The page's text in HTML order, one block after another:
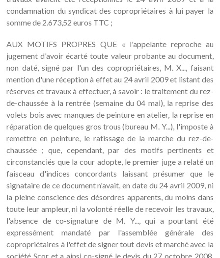
condamnation du syndicat des copropriétaires à lui payer la
somme de 2.673,52 euros TTC ;
AUX MOTIFS PROPRES QUE « l'appelante reproche au
jugement d'avoir écarté toute valeur probante au document,
non daté, signé par l'un des copropriétaires, M. X..., faisant
mention d'une réception à effet au 24 avril 2009 et listant des
réserves et travaux à effectuer, à savoir : le traitement du rez-
de-chaussée à la rentrée (semaine du 04 mai), la reprise des
volets bois avec manques de peinture en atelier, la reprise en
réparation de quelques gros trous (bureau M. Y...), l'imposte à
remettre en peinture, le ratissage de la marche du rez-de-
chaussée ; que, cependant, par des motifs pertinents et
circonstanciés que la cour adopte, le premier juge a relaté un
faisceau d'indices concordants laissant présumer que le
signataire de ce document n'avait, en date du 24 avril 2009, ni
la pleine conscience des désordres apparents, du moins dans
toute leur ampleur, ni la volonté réelle de recevoir les travaux,
l'absence de co-signature de M. Y..., qui a pourtant été
expressément mandaté par l'assemblée générale des
copropriétaires à l'effet de signer tout devis et marché avec la
société Scor et a ainsi co-signé le devis du 27 octobre 2008,